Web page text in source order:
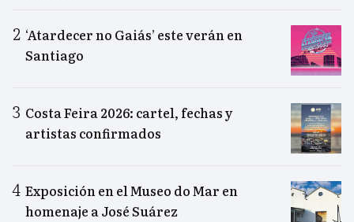
‘Atardecer no Gaiás’ este verán en
Santiago
Costa Feira 2026: cartel, fechas y
artistas confirmados
Exposición en el Museo do Mar en
homenaje a José Suárez